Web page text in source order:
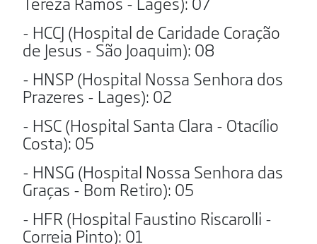
- HCCJ (Hospital de Caridade Coração
de Jesus - São Joaquim): 08
- HNSP (Hospital Nossa Senhora dos
Prazeres - Lages): 02
- HSC (Hospital Santa Clara - Otacílio
Costa): 05
- HNSG (Hospital Nossa Senhora das
Graças - Bom Retiro): 05
- HFR (Hospital Faustino Riscarolli -
Correia Pinto): 01